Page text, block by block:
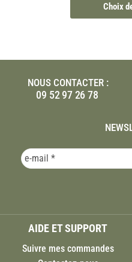
Choix
NOUS CONTACTER :
09 52 97 26 78
AIDE ET SUPPORT
Suivre mes commandes